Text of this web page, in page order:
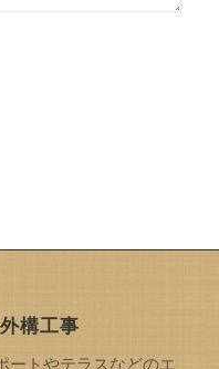
構工事
ートやテラスなどのエ